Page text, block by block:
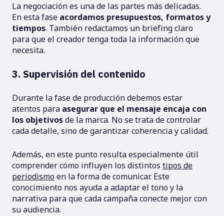
La negociación es una de las partes más delicadas.
En esta fase acordamos presupuestos, formatos y
tiempos. También redactamos un briefing claro
para que el creador tenga toda la información que
necesita.
3. Supervisión del contenido
Durante la fase de producción debemos estar
atentos para asegurar que el mensaje encaja con
los objetivosde la marca. No se trata de controlar
cada detalle, sino de garantizar coherencia y calidad.
Además, en este punto resulta especialmente útil
comprender cómo influyen los distintos tipos de
periodismoen la forma de comunicar. Este
conocimiento nos ayuda a adaptar el tono y la
narrativa para que cada campaña conecte mejor con
su audiencia.